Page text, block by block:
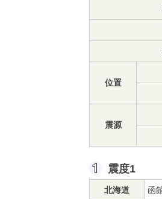
位置
震源
震度1
北海道 函